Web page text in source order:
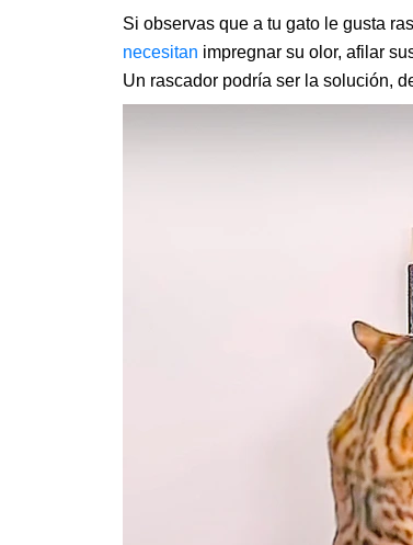
Si observas que a tu gato le gusta
necesitan impregnar su olor, afilar
Un rascador podría ser la solución,